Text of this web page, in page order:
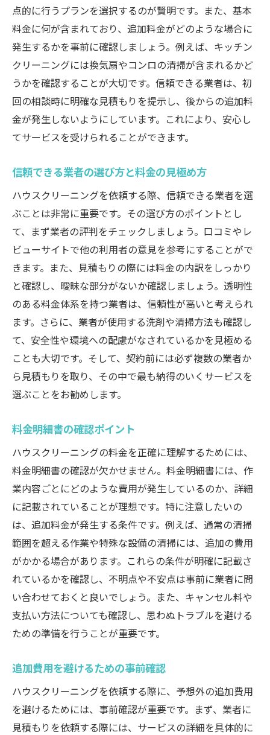
点的に行うプランを選択するのが賢明です。また、基本
料金に何が含まれており、追加料金がどのような場合に
発生するかを事前に確認しましょう。例えば、キッチン
クリーニングには換気扇やコンロの清掃が含まれるかど
うかを確認することが大切です。信頼できる業者は、初
回の相談時に明確な見積もりを提示し、後からの追加料
金が発生しないようにしています。これにより、安心し
てサービスを受けられることができます。
信頼できる業者の選び方と料金の見極め方
ハウスクリーニングを依頼する際、信頼できる業者を選
ぶことは非常に重要です。その選び方のポイントとし
て、まず業者の評判をチェックしましょう。口コミやレ
ビューサイトで他の利用者の意見を参考にすることがで
きます。また、見積もりの際には料金の内訳をしっかり
と確認し、曖昧な部分がないか確認しましょう。透明性
のある料金体系を持つ業者は、信頼性が高いと考えられ
ます。さらに、業者が使用する洗剤や清掃方法も確認し
て、安全性や環境への配慮がなされているかを見極める
ことも大切です。そして、契約前には必ず複数の業者か
ら見積もりを取り、その中で最も納得のいくサービスを
選ぶことをお勧めします。
料金明細書の確認ポイント
ハウスクリーニングの料金を正確に理解するためには、
料金明細書の確認が欠かせません。料金明細書には、作
業内容ごとにどのような費用が発生しているのか、詳細
に記載されていることが理想です。特に注意したいの
は、追加料金が発生する条件です。例えば、通常の清掃
範囲を超える作業や特殊な設備の清掃には、追加の費用
がかかる場合があります。これらの条件が明確に記載さ
れているかを確認し、不明点や不安点は事前に業者に問
い合わせておくと良いでしょう。また、キャンセル料や
支払い方法についても確認し、思わぬトラブルを避ける
ための準備を行うことが重要です。
追加費用を避けるための事前確認
ハウスクリーニングを依頼する際に、予想外の追加費用
を避けるためには、事前確認が重要です。まず、業者に
見積もりを依頼する際には、サービスの詳細を具体的に